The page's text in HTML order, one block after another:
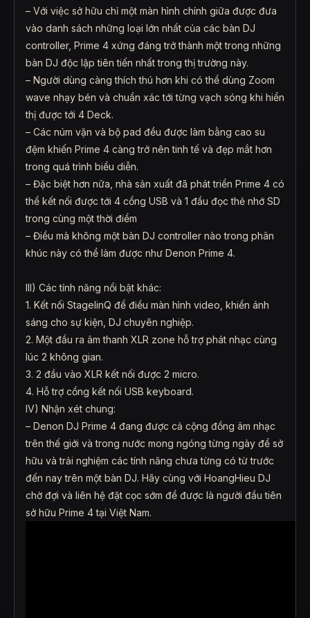
– Với việc sở hữu chỉ một màn hình chính giữa được đưa
vào danh sách những loại lớn nhất của các bàn DJ
controller, Prime 4 xứng đáng trở thành một trong những
bàn DJ độc lập tiên tiến nhất trong thị trường này.
– Người dùng càng thích thú hơn khi có thể dùng Zoom
wave nhạy bén và chuẩn xác tới từng vạch sóng khi hiển
thị được tới 4 Deck.
– Các núm vặn và bộ pad đều được làm bằng cao su
đệm khiến Prime 4 càng trở nên tinh tế và đẹp mắt hơn
trong quá trình biểu diễn.
– Đặc biệt hơn nữa, nhà sản xuất đã phát triển Prime 4 có
thể kết nối được tới 4 cổng USB và 1 đầu đọc thẻ nhớ SD
trong cùng một thời điểm
– Điều mà không một bàn DJ controller nào trong phân
khúc này có thể làm được như Denon Prime 4.
III) Các tính năng nổi bật khác:
1. Kết nối StagelinQ để điều màn hình video, khiển ánh
sáng cho sự kiện, DJ chuyên nghiệp.
2. Một đầu ra âm thanh XLR zone hỗ trợ phát nhạc cùng
lúc 2 không gian.
3. 2 đầu vào XLR kết nối được 2 micro.
4. Hỗ trợ cổng kết nối USB keyboard.
IV) Nhận xét chung:
– Denon DJ Prime 4 đang được cả cộng đồng âm nhạc
trên thế giới và trong nước mong ngóng từng ngày để sở
hữu và trải nghiệm các tính năng chưa từng có từ trước
đến nay trên một bàn DJ. Hãy cùng với HoangHieu DJ
chờ đợi và liên hệ đặt cọc sớm để được là người đầu tiên
sở hữu Prime 4 tại Việt Nam.